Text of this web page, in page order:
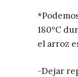
180ºC
el arroz
-Dejar